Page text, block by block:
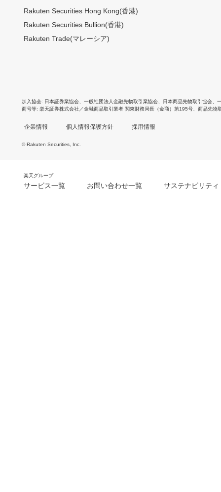
Rakuten Securities Hong Kong(香港)
Rakuten Securities Bullion(香港)
Rakuten Trade(マレーシア)
加入協会 日本証券業協会 一般社団法人金融先物取引業協会 日本商品先物取引協会
商号等 楽天証券株式会社／金融商品取引業者 関東財務局長（金商）第195号、商品先物
企業情報 個人情報保護方針 採用情報
© Rakuten Securities, Inc.
楽天グループ
サービス一覧 お問い合わせ一覧 サステナビリティ